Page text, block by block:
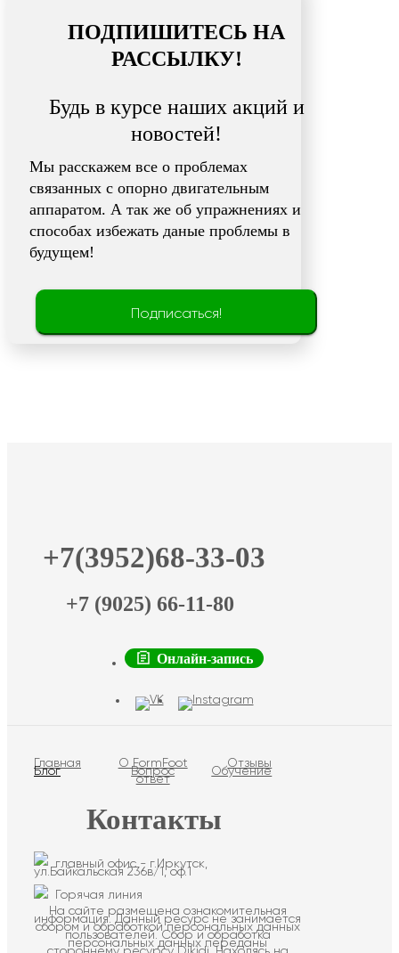
ПОДПИШИТЕСЬ НА
РАССЫЛКУ!
Будь в курсе наших акций и
новостей!
Мы расскажем все о проблемах
связанных с опорно двигательным
аппаратом. А так же об упражнениях и
способах избежать даные проблемы в
будущем!
Подписаться!
+7(3952)68-33-03
+7 (9025) 66-11-80
Онлайн-запись
Главная О FormFoot Отзывы
Блог Вопрос
ответ
Обучение
Контакты
главный офис - г.Иркутск,
ул.Байкальская 236в/1, оф.1
Горячая линия
На сайте размещена ознакомительная
информация. Данный ресурс не занимается
сбором и обработкой персональных данных
пользователей. Сбор и обработка
персональных данных переданы